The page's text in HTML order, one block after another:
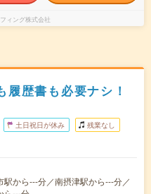
ィング株式会社
歴書も必要ナシ！
土日祝日が休み 残業なし
から---分／南摂津駅から---分／